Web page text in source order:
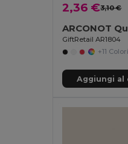
2,36 €3,10 €
GiftRetail AR1804
+11 Colori
Aggiungi al